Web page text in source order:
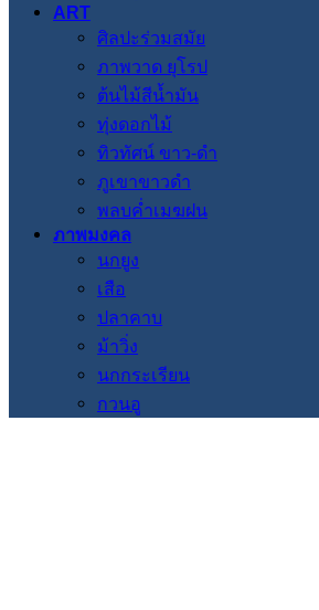
ART
ศิลปะร่วมสมัย
ภาพวาด ยุโรป
ต้นไม้สีน้ำมัน
ทุ่งดอกไม้
ทิวทัศน์ ขาว-ดำ
ภูเขาขาวดำ
พลบค่ำเมฆฝน
ภาพมงคล
นกยูง
เสือ
ปลาคาบ
ม้าวิ่ง
นกกระเรียน
กวนอู